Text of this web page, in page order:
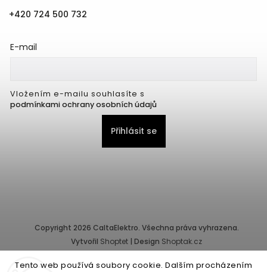
Tento web používá soubory cookie. Dalším procházením
+420 724 500 732
E-mail
Vložením e-mailu souhlasíte s
podmínkami ochrany osobních údajů
Přihlásit se
Copyright 2026 CaltaElektro. Všechna práva vyhrazena.
Vytvořil Shoptet | Design Shoptak.cz